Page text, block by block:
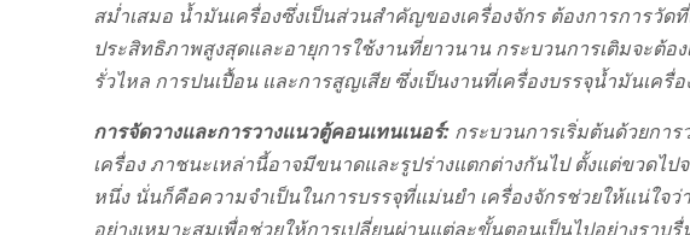
สม่ำเสมอ น้ำมันเครื่องซึ่งเป็นส่วนสำคัญของเครื่องจักร ต้องการการวั
ประสิทธิภาพสูงสุดและอายุการใช้งานที่ยาวนาน กระบวนการเติมจะต้อ
รั่วไหล การปนเปื้อน และการสูญเสีย ซึ่งเป็นงานที่เครื่องบรรจุน้ำมันเครื่
การจัดวางและการวางแนวตู้คอนเทนเนอร์: กระบวนการเริ่มต้นด้วยกา
เครื่อง ภาชนะเหล่านี้อาจมีขนาดและรูปร่างแตกต่างกันไป ตั้งแต่ขวด
หนึ่ง นั่นก็คือความจำเป็นในการบรรจุที่แม่นยำ เครื่องจักรช่วยให้แน่ใจว่
อย่างเหมาะสมเพื่อช่วยให้การเปลี่ยนผ่านแต่ละขั้นตอนเป็นไปอย่างราบรื่